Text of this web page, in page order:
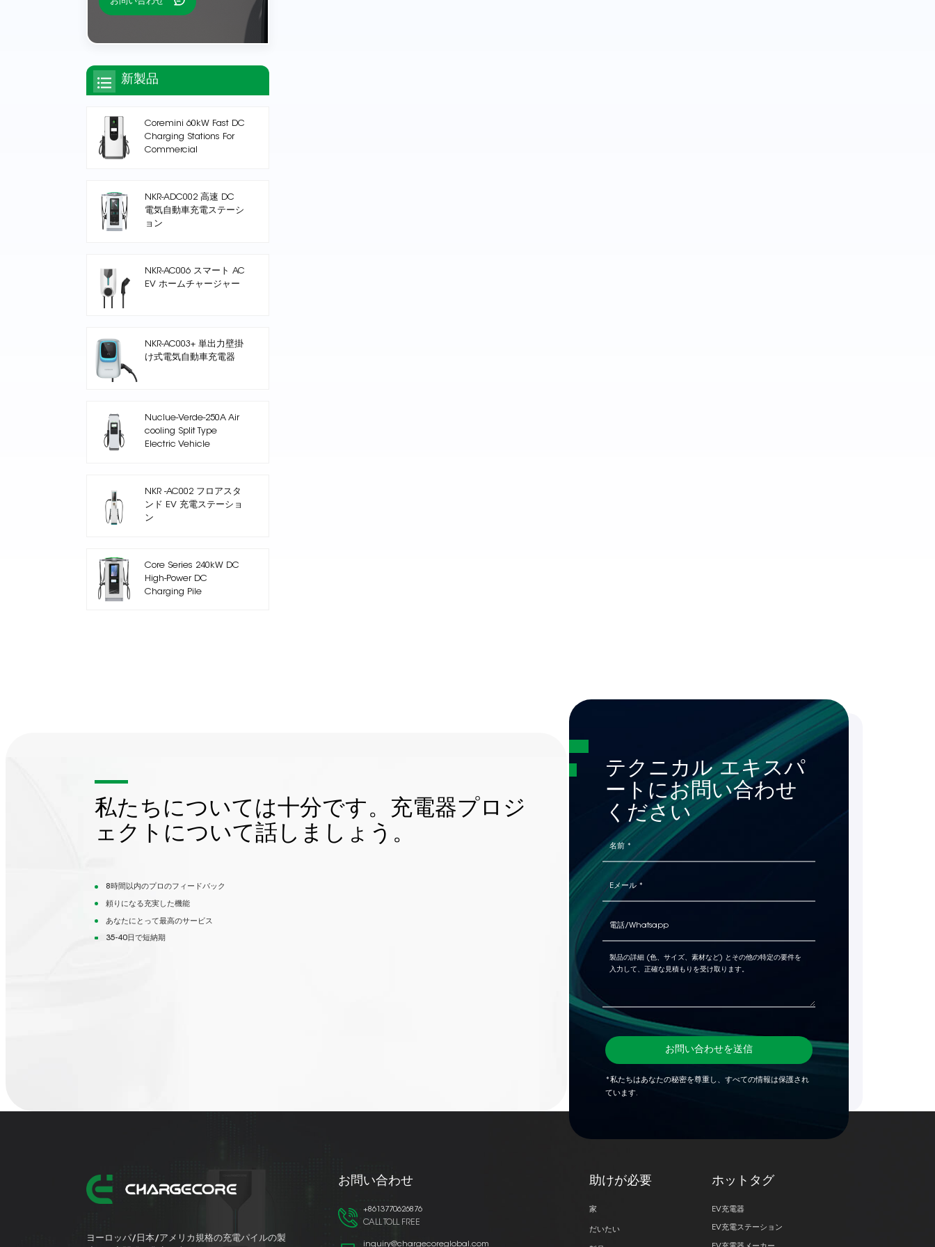
新製品
Coremini 60kW Fast DC
Charging Stations For
Commercial
NKR-ADC002 高速 DC
電気自動車充電ステーシ
ョン
NKR-AC006 スマート AC
EV ホームチャージャー
NKR-AC003+ 単出力壁掛
け式電気自動車充電器
Nuclue-Verde-250A Air
cooling Split Type
Electric Vehicle
NKR -AC002 フロアスタ
ンド EV 充電ステーショ
ン
Core Series 240kW DC
High-Power DC
Charging Pile
私たちについては十分です。充電器プロジ
ェクトについて話しましょう。
8時間以内のプロのフィードバック
頼りになる充実した機能
あなたにとって最高のサービス
35-40日で短納期
テクニカル エキスパ
ートにお問い合わせ
ください
お問い合わせを送信
*私たちはあなたの秘密を尊重し、すべての情報は保護され
ています.
ヨーロッパ/日本/アメリカ規格の充電パイルの製
お問い合わせ
+8613770626876
CALL TOLL FREE
inquiry@chargecoreglobal.com
助けが必要
家
だいたい
ホットタグ
EV充電器
EV充電ステーション